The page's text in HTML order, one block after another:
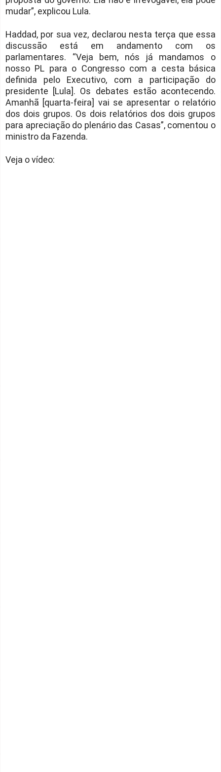
mudar”, explicou Lula.
Haddad, por sua vez, declarou nesta terça que essa
discussão está em andamento com os
parlamentares. “Veja bem, nós já mandamos o
nosso PL para o Congresso com a cesta básica
definida pelo Executivo, com a participação do
presidente [Lula]. Os debates estão acontecendo.
Amanhã [quarta-feira] vai se apresentar o relatório
dos dois grupos. Os dois relatórios dos dois grupos
para apreciação do plenário das Casas”, comentou o
ministro da Fazenda.
Veja o vídeo: